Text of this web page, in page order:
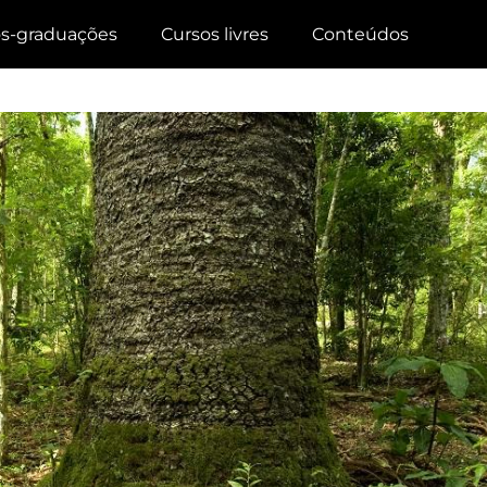
graduações Cursos livres Conteúdos